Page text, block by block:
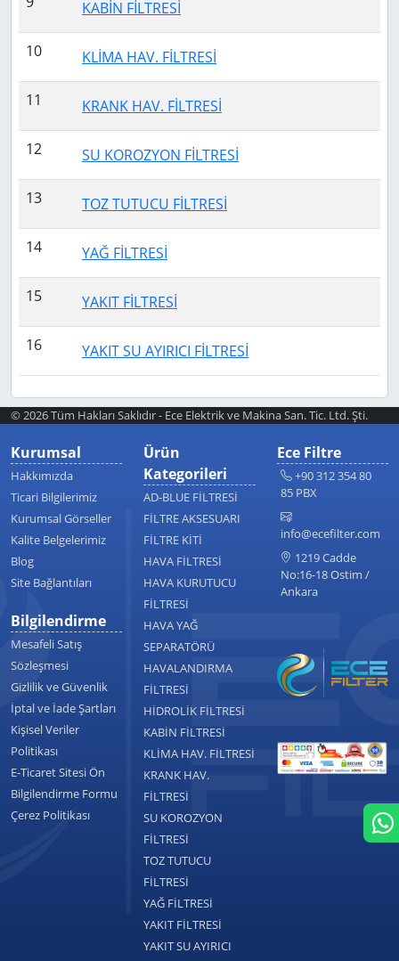
KABİN FİLTRESİ
10 KLİMA HAV. FİLTRESİ
11 KRANK HAV. FİLTRESİ
12 SU KOROZYON FİLTRESİ
13 TOZ TUTUCU FİLTRESİ
14 YAĞ FİLTRESİ
15 YAKIT FİLTRESİ
16 YAKIT SU AYIRICI FİLTRESİ
© 2026 Tüm Hakları Saklıdır - Ece Elektrik ve Makina San. Tic. Ltd. Şti.
Kurumsal
Hakkımızda
Ticari Bilgilerimiz
Kurumsal Görseller
Kalite Belgelerimiz
Blog
Site Bağlantıları
Bilgilendirme
Mesafeli Satış
Sözleşmesi
Gizlilik ve Güvenlik
İptal ve İade Şartları
Kişisel Veriler
Politikası
E-Ticaret Sitesi Ön
Bilgilendirme Formu
Çerez Politikası
Ürün
Kategorileri
AD-BLUE FİLTRESİ
FİLTRE AKSESUARI
FİLTRE KİTİ
HAVA FİLTRESİ
HAVA KURUTUCU
FİLTRESİ
HAVA YAĞ
SEPARATÖRÜ
HAVALANDIRMA
FİLTRESİ
HİDROLİK FİLTRESİ
KABİN FİLTRESİ
KLİMA HAV. FİLTRESİ
KRANK HAV.
FİLTRESİ
SU KOROZYON
FİLTRESİ
TOZ TUTUCU
FİLTRESİ
YAĞ FİLTRESİ
YAKIT FİLTRESİ
YAKIT SU AYIRICI
Ece Filtre
+90 312 354 80
85 PBX
info@ecefilter.com
1219 Cadde
No:16-18 Ostim /
Ankara